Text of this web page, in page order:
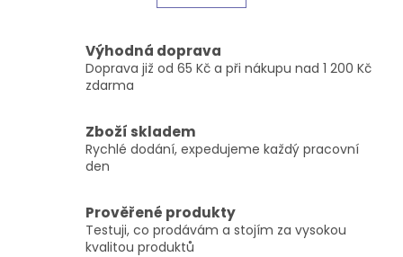
á
a
c
í
k
p
i
k
á
n
Výhodná doprava
Doprava již od 65 Kč a při nákupu nad 1 200 Kč
zdarma
Zboží skladem
Rychlé dodání, expedujeme každý pracovní
den
Prověřené produkty
Testuji, co prodávám a stojím za vysokou
kvalitou produktů